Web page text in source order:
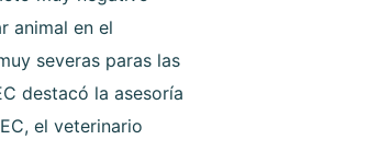
animal en el
severas paras las
destacó la asesoría
el veterinario